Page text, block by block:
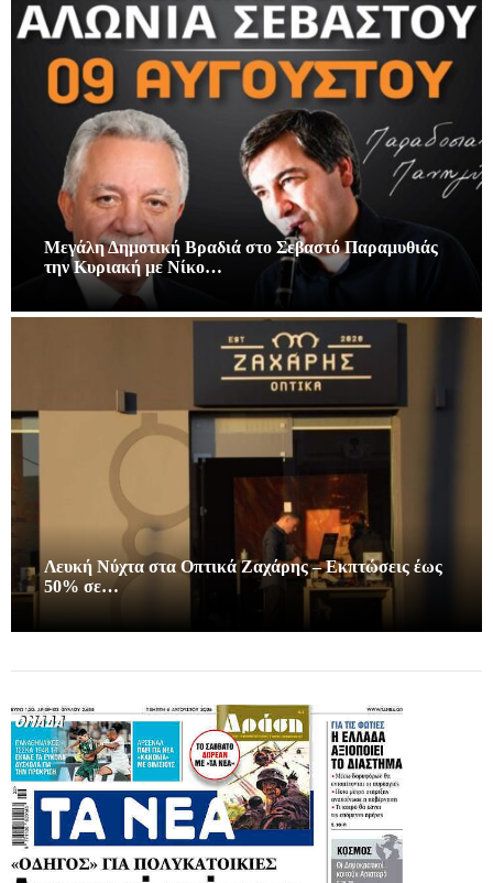
Μεγάλη Δημοτική Βραδιά στο Σεβαστό Παραμυθιάς
την Κυριακή με Νίκο…
Λευκή Νύχτα στα Οπτικά Ζαχάρης – Εκπτώσεις έως
50% σε…